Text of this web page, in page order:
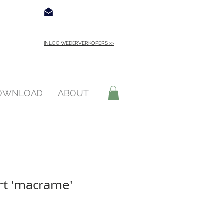
INLOG WEDERVERKOPERS >>
ABOUT
'macrame'